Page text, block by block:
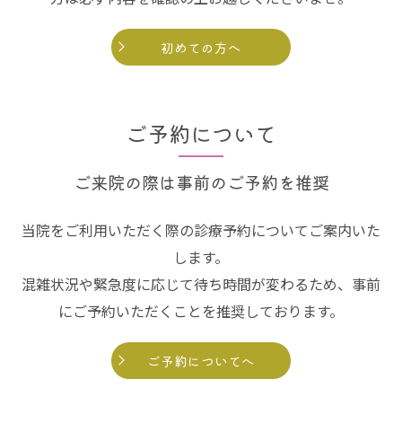
初めての方へ
ご予約について
ご来院の際は事前のご予約を推奨
当院をご利用いただく際の診療予約についてご案内いた
します。
混雑状況や緊急度に応じて待ち時間が変わるため、事前
にご予約いただくことを推奨しております。
ご予約についてへ